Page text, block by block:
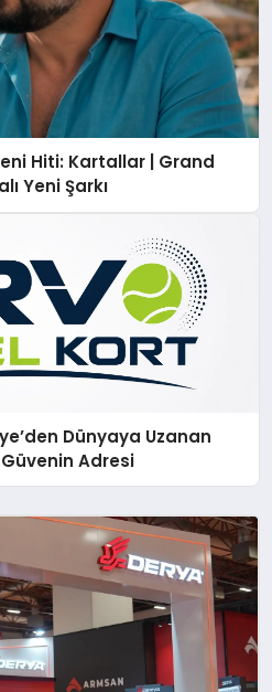
Hiti: Kartallar | Grand
Yeni Şarkı
Dünyaya Uzanan
Adresi